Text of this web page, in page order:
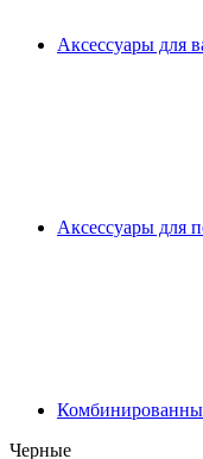
Аксессуары для
Аксессуары для
Черные